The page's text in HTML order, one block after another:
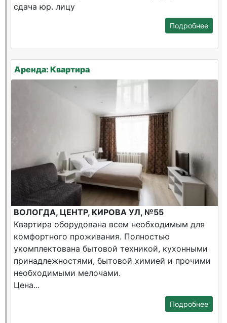
сдача юр. лицу
Подробнее
Аренда: Квартира
ВОЛОГДА, ЦЕНТР, КИРОВА УЛ, №55
Квартира оборудована всем необходимым для
комфортного проживания. Полностью
укомплектована бытовой техникой, кухонными
принадлежностями, бытовой химией и прочими
необходимыми мелочами.
Цена...
Подробнее